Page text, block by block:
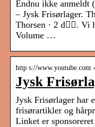
Endnu ikke anmeldt
– Jysk Frisørlager.
Thorsen · 2 d󰞋󰟠. Vi
Volume …
http s://www.youtube.com
Jysk
Jysk Frisørlager har
frisørartikler og
Linket er